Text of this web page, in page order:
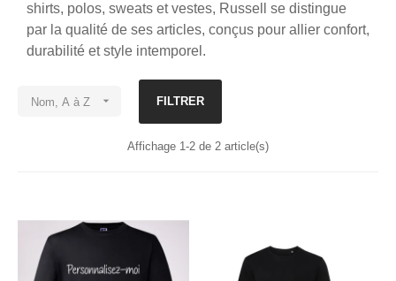
shirts, polos, sweats et vestes, Russell se distingue
par la qualité de ses articles, conçus pour allier confort,
durabilité et style intemporel.
Nom, A à Z  FILTRER
Affichage 1-2 de 2 article(s)